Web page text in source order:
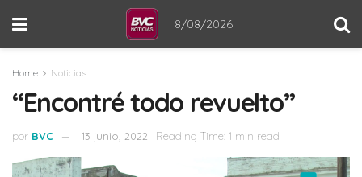
8/08/2026
Home Noticias
“Encontré todo revuelto”
por BVC 13 junio, 2022 Reading Time: 1 min read